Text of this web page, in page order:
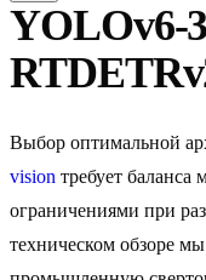
YOLOv6-
Выбор оптимальной
vision требует баланса
ограничениями при
техническом обзоре